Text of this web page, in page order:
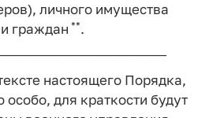
личного имущества
граждан **.
настоящего Порядка,
особо, для краткости будут